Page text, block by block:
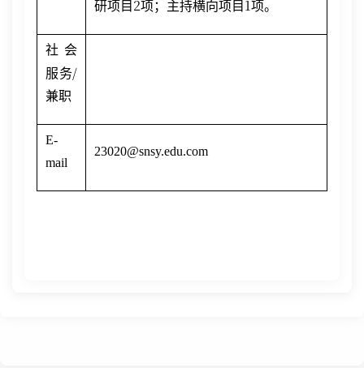
研项目 2项；主持横向项目 1项。
社会
服务/
兼职
E-
mail
23020@snsy.edu.com